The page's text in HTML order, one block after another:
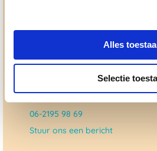
Alles
Selectie
Ma. t/m vrij 8:30 - 17:30 uur
050 - 409 69 96
advies@paardendrogist.nl
06-2195 98 69
Stuur ons een bericht